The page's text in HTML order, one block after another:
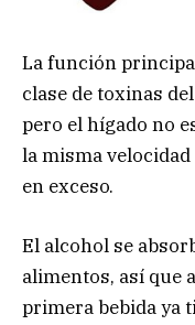
La función
clase de toxinas
pero el hígado no
la misma
en exceso.
El alcohol se
alimentos, así que
primera bebida ya